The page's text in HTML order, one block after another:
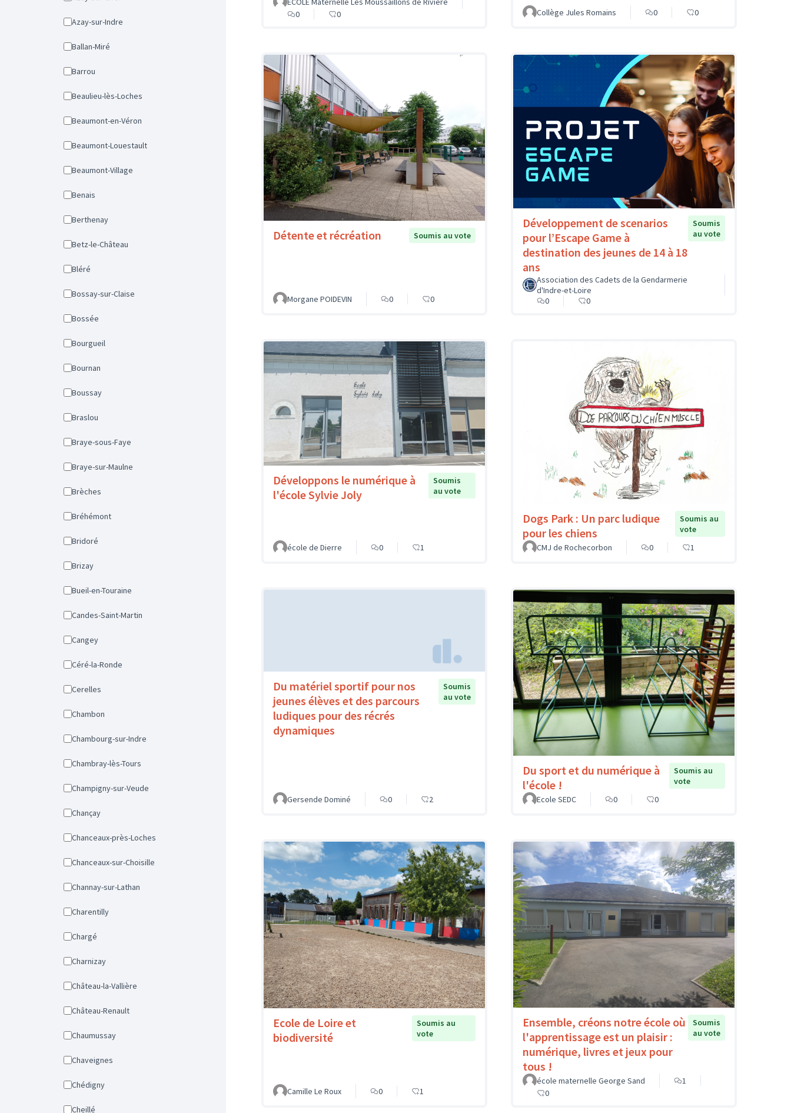
Azay-sur-Indre
Ballan-Miré
Barrou
Beaulieu-lès-Loches
Beaumont-en-Véron
Beaumont-Louestault
Beaumont-Village
Benais
Berthenay
Betz-le-Château
Bléré
Bossay-sur-Claise
Bossée
Bourgueil
Bournan
Boussay
Braslou
Braye-sous-Faye
Braye-sur-Maulne
Brèches
Bréhémont
Bridoré
Brizay
Bueil-en-Touraine
Candes-Saint-Martin
Cangey
Céré-la-Ronde
Cerelles
Chambon
Chambourg-sur-Indre
Chambray-lès-Tours
Champigny-sur-Veude
Chançay
Chanceaux-près-Loches
Chanceaux-sur-Choisille
Channay-sur-Lathan
Charentilly
Chargé
Charnizay
Château-la-Vallière
Château-Renault
Chaumussay
Chaveignes
Chédigny
Cheillé
0
0 Collège Jules Romains 0 0
Détente et récréation Soumis au vote
Morgane POIDEVIN 0 0
Développement de scenarios
pour l’Escape Game à
destination des jeunes de 14 à 18
ans
Soumis
au vote
Association des Cadets de la Gendarmerie
d'Indre-et-Loire
0
0
Développons le numérique à
l'école Sylvie Joly
Soumis
au vote
école de Dierre 0 1
Dogs Park : Un parc ludique
pour les chiens
Soumis au
vote
CMJ de Rochecorbon
0 1
Du matériel sportif pour nos
jeunes élèves et des parcours
ludiques pour des récrés
dynamiques
Soumis
au vote
Gersende Dominé 0 2
Du sport et du numérique à
l'école !
Soumis au
vote
Ecole SEDC
0 0
Ecole de Loire et
biodiversité
Soumis au
vote
Camille Le Roux 0 1
Ensemble, créons notre école où
l'apprentissage est un plaisir :
numérique, livres et jeux pour
tous !
Soumis
au vote
école maternelle George Sand
1
0